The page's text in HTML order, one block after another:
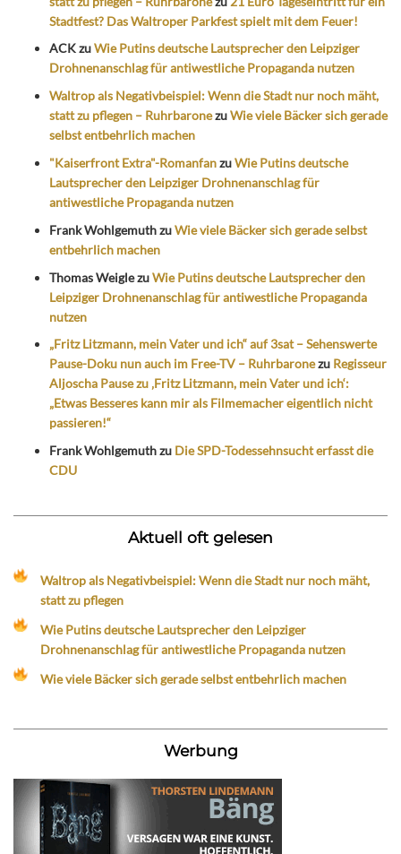
Stadtfest? Das Waltroper Parkfest spielt mit dem Feuer!
ACKzuWie Putins deutsche Lautsprecher den Leipziger
Drohnenanschlag für antiwestliche Propaganda nutzen
Waltrop als Negativbeispiel: Wenn die Stadt nur noch mäht,
statt zu pflegen – RuhrbaronezuWie viele Bäcker sich gerade
selbst entbehrlich machen
"Kaiserfront Extra"-RomanfanzuWie Putins deutsche
Lautsprecher den Leipziger Drohnenanschlag für
antiwestliche Propaganda nutzen
Frank WohlgemuthzuWie viele Bäcker sich gerade selbst
entbehrlich machen
Thomas WeiglezuWie Putins deutsche Lautsprecher den
Leipziger Drohnenanschlag für antiwestliche Propaganda
nutzen
„Fritz Litzmann, mein Vater und ich“ auf 3sat – Sehenswerte
Pause-Doku nun auch im Free-TV – Ruhrbaronezu Regisseur
Aljoscha Pause zu ‚Fritz Litzmann, mein Vater und ich‘:
„Etwas Besseres kann mir als Filmemacher eigentlich nicht
passieren!“
Frank Wohlgemuthzu Die SPD-Todessehnsucht erfasst die
CDU
Aktuell oft gelesen
Waltrop als Negativbeispiel: Wenn die Stadt nur noch mäht,
statt zu pflegen
Wie Putins deutsche Lautsprecher den Leipziger
Drohnenanschlag für antiwestliche Propaganda nutzen
Wie viele Bäcker sich gerade selbst entbehrlich machen
Werbung